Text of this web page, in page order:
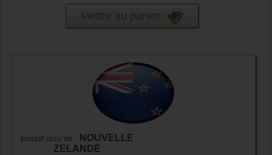
Mettre au panier
produit issu de : NOUVELLE
ZELANDE